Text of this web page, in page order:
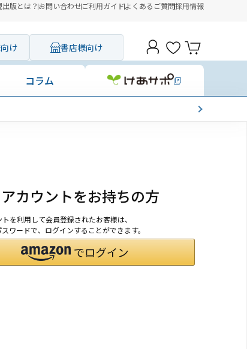
出版とは？お問い合わせご利用ガイドよくあるご質問採用情報
け 書店様向け
コラム
カウントをお持ちの方
を利用して会員登録されたお客様は、
ワードで、ログインすることができます。